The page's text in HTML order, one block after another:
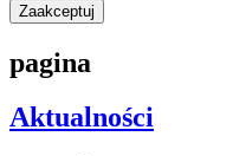
Zaakceptuj
pagina
Aktualności